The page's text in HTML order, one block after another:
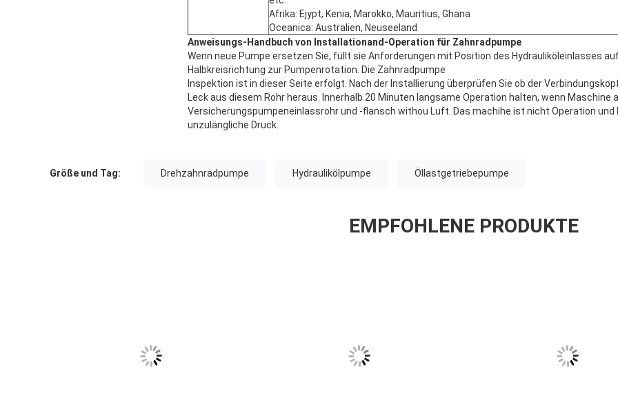
Afrika: Ejypt, Kenia, Marokko, Mauritius, Ghana
Oceanica: Australien, Neuseeland
Anweisungs-Handbuch von Installationand-Operation für Zahnradpumpe
Wenn neue Pumpe ersetzen Sie, füllt sie Anforderungen mit Position des Hydrauliköleinlasses
Halbkreisrichtung zur Pumpenrotation. Die Zahnradpumpe
Inspektion ist in dieser Seite erfolgt. Nach der Installierung überprüfen Sie ob der
Leck aus diesem Rohr heraus. Innerhalb 20 Minuten langsame Operation halten, wenn Maschine
Versicherungspumpeneinlassrohr und -flansch withou Luft. Das machihe ist nicht Operation und
unzulängliche Druck.
Größe und Tag: Drehzahnradpumpe Hydraulikölpumpe Öllastgetriebepumpe
EMPFOHLENE PRODUKTE